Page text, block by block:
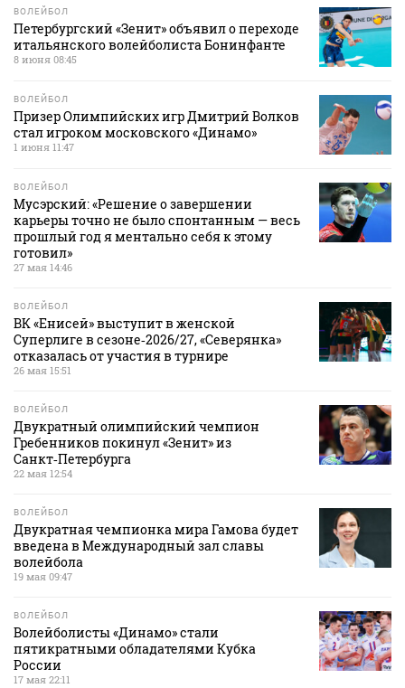
ВОЛЕЙБОЛ
Петербургский «Зенит» объявил о переходе
итальянского волейболиста Бонинфанте
8 июня 08:45
ВОЛЕЙБОЛ
Призер Олимпийских игр Дмитрий Волков
стал игроком московского «Динамо»
1 июня 11:47
ВОЛЕЙБОЛ
Мусэрский: «Решение о завершении
карьеры точно не было спонтанным — весь
прошлый год я ментально себя к этому
готовил»
27 мая 14:46
ВОЛЕЙБОЛ
ВК «Енисей» выступит в женской
Суперлиге в сезоне‑2026/27, «Северянка»
отказалась от участия в турнире
26 мая 15:51
ВОЛЕЙБОЛ
Двукратный олимпийский чемпион
Гребенников покинул «Зенит» из
Санкт‑Петербурга
22 мая 12:54
ВОЛЕЙБОЛ
Двукратная чемпионка мира Гамова будет
введена в Международный зал славы
волейбола
19 мая 09:47
ВОЛЕЙБОЛ
Волейболисты «Динамо» стали
пятикратными обладателями Кубка
России
17 мая 22:11